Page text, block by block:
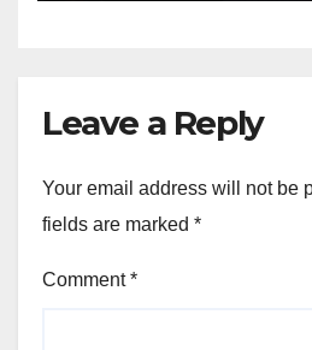
Leave a Reply
Your email address will not be
fields are marked *
Comment*